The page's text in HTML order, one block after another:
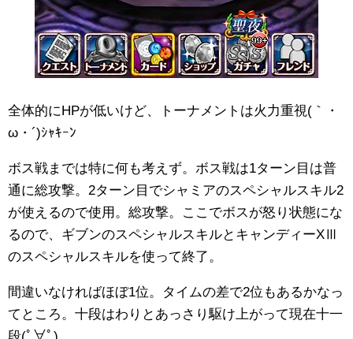
全体的にHPが低いけど、トーナメントは火力重視(｀・
ω・´)ｼｬｷｰﾝ
ボス戦までは特に何も考えず。ボス戦は1ターン目は普
通に総攻撃。2ターン目でシャミアのスペシャルスキル2
が使えるので使用。総攻撃。ここでボスが怒り状態にな
るので、ギブンのスペシャルスキルとキャンディーXⅢ
のスペシャルスキルを使って終了。
間違いなければほぼ1位。タイムの差で2位もあるかなっ
てところ。十段はわりとあっさり駆け上がって現在十一